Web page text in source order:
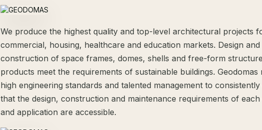
We produce the highest quality and top-level architectural projects
commercial, housing, healthcare and education markets. Design and
construction of space frames, domes, shells and free-form
products meet the requirements of sustainable buildings. Geodomas
high engineering standards and talented management to
that the design, construction and maintenance requirements of each
and application are accessible.